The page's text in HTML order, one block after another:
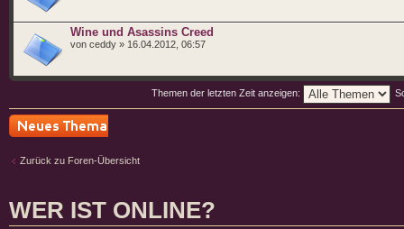
Wine und Asassins Creed
von ceddy » 16.04.2012, 06:57
Themen der letzten Zeit anzeigen:
Zurück zu Foren-Übersicht
WER IST ONLINE?